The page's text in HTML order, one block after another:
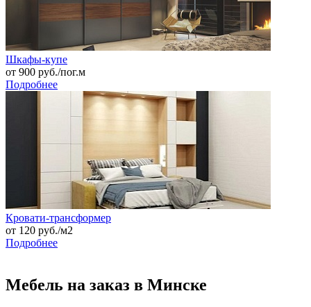
Шкафы-купе
от 900 руб./пог.м
Подробнее
Кровати-трансформер
от 120 руб./м2
Подробнее
Мебель на заказ в Минске